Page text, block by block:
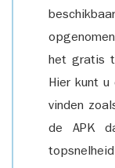
het gratis
Hier kunt u
vinden
de APK